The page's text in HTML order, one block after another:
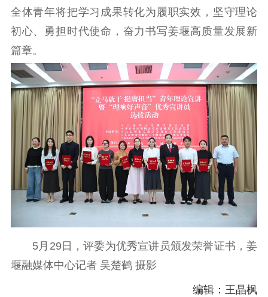
精品出版 全民阅读
出版监管
扫黄打非
电影创作 电影市场
机关党建
党建要闻 学习在线
文化人才
紫金人才 职称评审
数据资源
公共服务
新时代公民素养
新闻出版
登记服务
全体青年将把学习成果转化为履职实效，坚守理论
初心、勇担时代使命，奋力书写姜堰高质量发展新
篇章。
5月29日，评委为优秀宣讲员颁发荣誉证书，姜
堰融媒体中心记者 吴楚鹤 摄影
编辑：王晶枫